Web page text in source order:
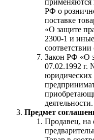
РФ о
поставке
«О защите
2300-1 и
Закон РФ «О
07.02.1992 г.
деятельности.
Предмет
Продавец, на